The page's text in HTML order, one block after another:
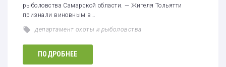
рыболовства Самарской области. — Жителя Тольятти
признали виновным в…
департамент охоты и рыболовства
ПОДРОБНЕЕ